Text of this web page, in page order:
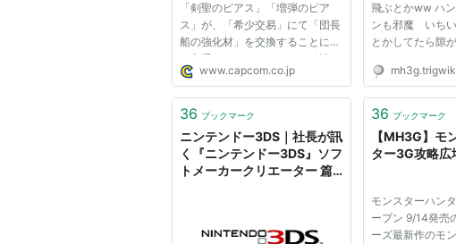
「剣聖のピアス」「増弾のピア
ス」が、「希少交易」にて「団長
船の強化材」を交換することによ
り入手できなくなることが確認さ
れています。 全武器種でクリア
長船の強化材」を交換されないよ
うにお願いいたします。 ※「モ
ン...
www.capcom.co.jp
飛ぶとかww ハ
ンも邪魔 いち
とかしてたら隙
- 2014-08-25
ンスターは誰? モ
07:20 一番弱いモ
トライG --
狼竜...
36 ブックマーク
ニンテンドー3DS｜社長が訊
く『ニンテンドー3DS』ソフ
トメーカークリエーター 篇
36 ブックマーク
【MH3G】モ
ター3G攻略広
モンスターハン
ープン 9/14発売
ーズ最新作のモ